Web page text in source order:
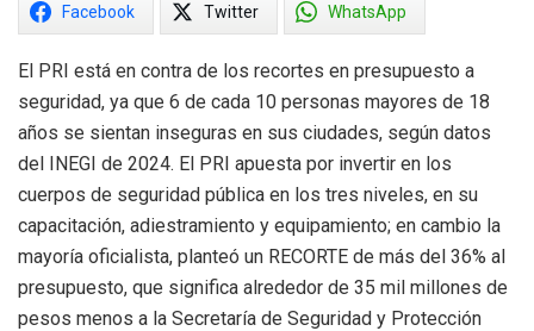
Facebook Twitter WhatsApp
El PRI está en contra de los recortes en presupuesto a
seguridad, ya que 6 de cada 10 personas mayores de 18
años se sientan inseguras en sus ciudades, según datos
del INEGI de 2024. El PRI apuesta por invertir en los
cuerpos de seguridad pública en los tres niveles, en su
capacitación, adiestramiento y equipamiento; en cambio la
mayoría oficialista, planteó un RECORTE de más del 36% al
presupuesto, que significa alrededor de 35 mil millones de
pesos menos a la Secretaría de Seguridad y Protección